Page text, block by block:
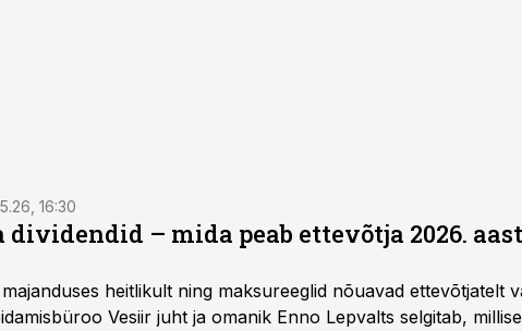
16:30
dividendid – mida peab ettevõtja 2026.
heitlikult ning maksureeglid nõuavad ettevõtjatelt
Vesiir juht ja omanik Enno Lepvalts selgitab,